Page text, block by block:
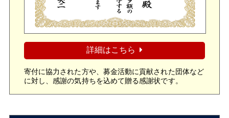
詳細はこちら
寄付に協力された方や、募金活動に貢献された団体など
に対し、感謝の気持ちを込めて贈る感謝状です。